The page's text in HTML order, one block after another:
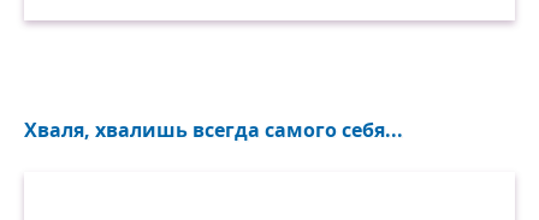
Хваля, хвалишь всегда самого себя...